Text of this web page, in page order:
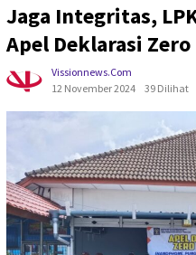
Jaga Integritas,
Apel Deklarasi
Vissionnews.com
12 November 2024
39 Dilihat